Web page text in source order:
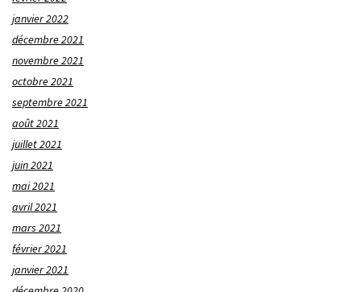
janvier 2022
décembre 2021
novembre 2021
octobre 2021
septembre 2021
août 2021
juillet 2021
juin 2021
mai 2021
avril 2021
mars 2021
février 2021
janvier 2021